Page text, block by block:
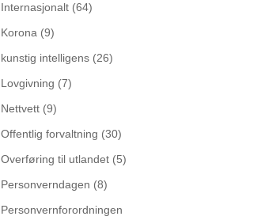
Internasjonalt (64)
Korona (9)
kunstig intelligens (26)
Lovgivning (7)
Nettvett (9)
Offentlig forvaltning (30)
Overføring til utlandet (5)
Personverndagen (8)
Personvernforordningen